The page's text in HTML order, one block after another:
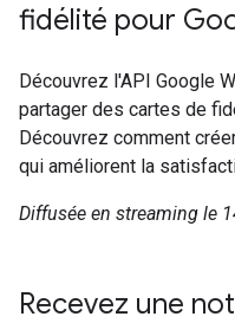
fidélité pour
Découvrez l'API Google
partager des cartes de
Découvrez comment
qui améliorent la
Diffusée en streaming le
Recevez une